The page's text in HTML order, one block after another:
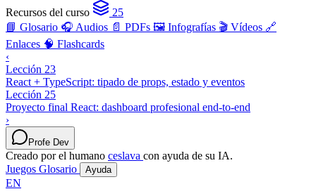
Recursos del curso
25
📘 Glosario 🎧 Audios 📄 PDFs 🖼️ Infografías 🎬 Vídeos 🔗
Enlaces 🧠 Flashcards
‹
Lección 23
React + TypeScript: tipado de props, estado y eventos
Lección 25
Proyecto final React: dashboard profesional end-to-end
›
Profe Dev
Creado por el humano ceslava con ayuda de su IA.
Juegos Glosario Ayuda
EN